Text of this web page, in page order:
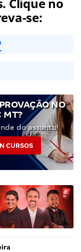
se:
NO
MT?
do assunto!
CURSOS